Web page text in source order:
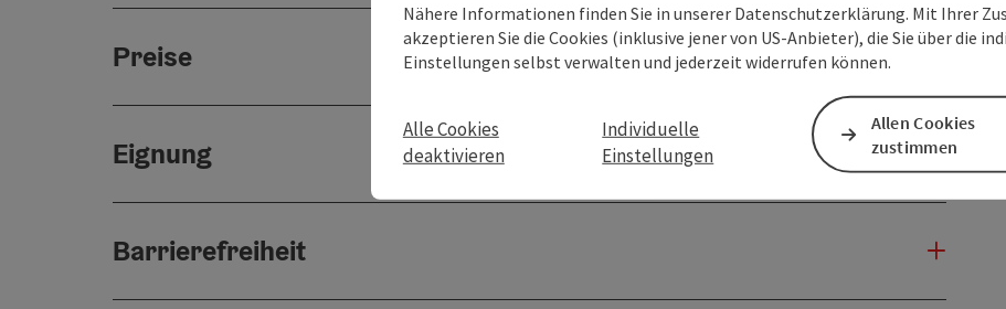
Preise
Eignung
Barrierefreiheit
Nähere Informationen finden Sie in unserer Datenschutzerklärung. Mit Ihrer
akzeptieren Sie die Cookies (inklusive jener von US-Anbieter), die Sie über die
Einstellungen selbst verwalten und jederzeit widerrufen können.
Alle Cookies
deaktivieren
Individuelle
Einstellungen
Allen Cookies
zustimmen